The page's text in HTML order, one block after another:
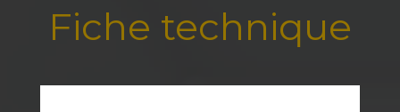
Fiche technique